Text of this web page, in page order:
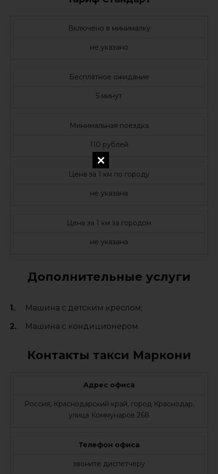
Включено в минималку
не указано
Бесплатное ожидание
5 минут
Минимальная поездка
110 рублей
Цена за 1 км по городу
не указана
Цена за 1 км за городом
не указана
Дополнительные услуги
Машина с детским креслом;
Машина с кондиционером.
Контакты такси Маркони
Адрес офиса
Россия, Краснодарский край, город Краснодар,
улица Коммунаров 268
Телефон офиса
звоните диспетчеру